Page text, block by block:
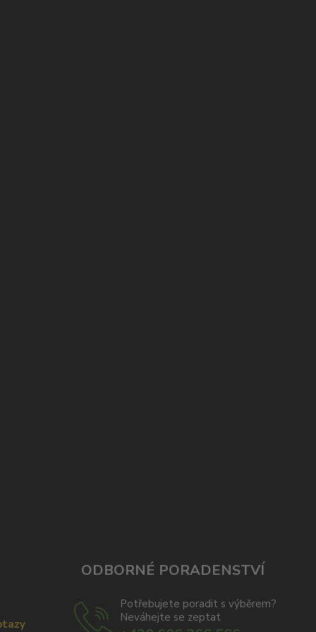
ODBORNÉ PORADENSTVÍ
Potřebujete poradit s výběrem?
Neváhejte se zeptat